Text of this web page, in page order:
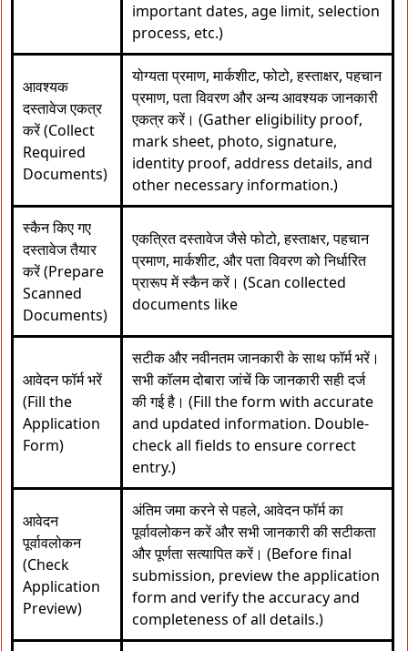
important dates, age limit, selection
process, etc.)
आवश्यक
दस्तावेज एकत्र
करें (Collect
Required
Documents)
योग्यता प्रमाण, मार्कशीट, फोटो, हस्ताक्षर, पहचान
प्रमाण, पता विवरण और अन्य आवश्यक जानकारी
एकत्र करें। (Gather eligibility proof,
mark sheet, photo, signature,
identity proof, address details, and
other necessary information.)
स्कैन किए गए
दस्तावेज तैयार
करें (Prepare
Scanned
Documents)
एकत्रित दस्तावेज जैसे फोटो, हस्ताक्षर, पहचान
प्रमाण, मार्कशीट, और पता विवरण को निर्धारित
प्रारूप में स्कैन करें। (Scan collected
documents like
आवेदन फॉर्म भरें
(Fill the
Application
Form)
सटीक और नवीनतम जानकारी के साथ फॉर्म भरें।
सभी कॉलम दोबारा जांचें कि जानकारी सही दर्ज
की गई है। (Fill the form with accurate
and updated information. Double-
check all fields to ensure correct
entry.)
आवेदन
पूर्वावलोकन
(Check
Application
Preview)
अंतिम जमा करने से पहले, आवेदन फॉर्म का
पूर्वावलोकन करें और सभी जानकारी की सटीकता
और पूर्णता सत्यापित करें। (Before final
submission, preview the application
form and verify the accuracy and
completeness of all details.)